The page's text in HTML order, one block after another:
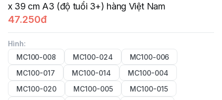
x 39 cm A3 (độ tuổi 3+) hàng Việt Nam
47.250đ
Hình:
MC100-008
MC100-024
MC100-006
MC100-017
MC100-014
MC100-004
MC100-020
MC100-005
MC100-015